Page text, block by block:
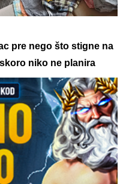
pre nego što stigne na
niko ne planira